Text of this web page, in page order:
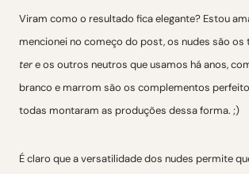
Viram como o resultado fica elegante? Estou
mencionei no começo do post, os nudes são os
tere os outros neutros que usamos há anos,
branco e marrom são os complementos
todas montaram as produções dessa forma. ;)
É claro que a versatilidade dos nudes permite